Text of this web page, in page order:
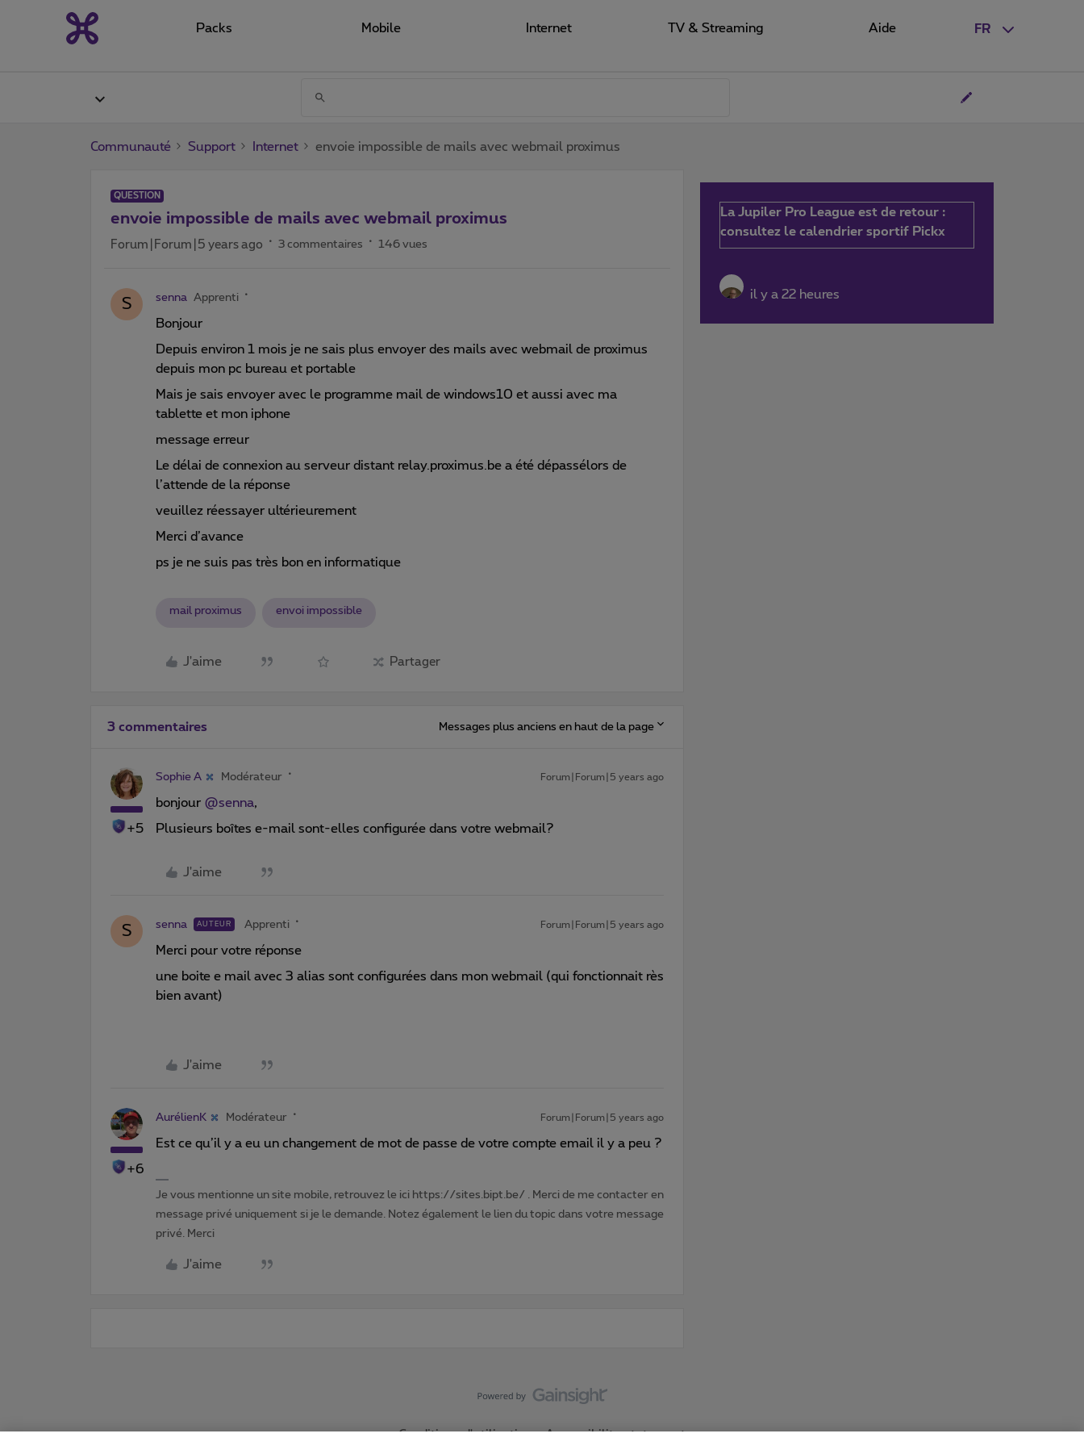
FR
Packs Mobile Internet TV & Streaming Aide
Communauté Support Internet envoie impossible de mails avec webmail proximus
QUESTION
envoie impossible de mails avec webmail proximus
Forum|Forum|5 years ago 3 commentaires 146 vues
S senna Apprenti
Bonjour
Depuis environ 1 mois je ne sais plus envoyer des mails avec webmail de proximus
depuis mon pc bureau et portable
Mais je sais envoyer avec le programme mail de windows10 et aussi avec ma
tablette et mon iphone
message erreur
Le délai de connexion au serveur distant relay.proximus.be a été dépassélors de
l’attende de la réponse
veuillez réessayer ultérieurement
Merci d’avance
ps je ne suis pas très bon en informatique
mail proximus envoi impossible
J'aime Partager
3 commentaires Messages plus anciens en haut de la page
+5
Sophie A Modérateur Forum|Forum|5 years ago
bonjour @senna,
Plusieurs boîtes e-mail sont-elles configurée dans votre webmail?
J'aime
S senna AUTEUR Apprenti Forum|Forum|5 years ago
Merci pour votre réponse
une boite e mail avec 3 alias sont configurées dans mon webmail (qui fonctionnait rès
bien avant)
J'aime
+6
AurélienK Modérateur Forum|Forum|5 years ago
Est ce qu’il y a eu un changement de mot de passe de votre compte email il y a peu ?
Je vous mentionne un site mobile, retrouvez le ici https://sites.bipt.be/ . Merci de me contacter en
message privé uniquement si je le demande. Notez également le lien du topic dans votre message
privé. Merci
J'aime
La Jupiler Pro League est de retour :
consultez le calendrier sportif Pickx
il y a 22 heures
Conditions d'utilisation Accessibility statement